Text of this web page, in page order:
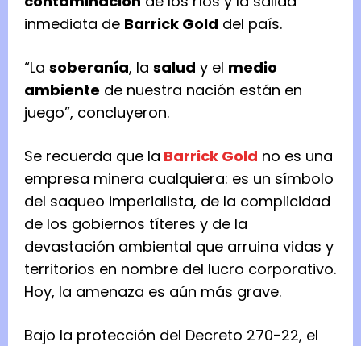
inmediata de Barrick Gold del país.
“La soberanía, la salud y el medio
ambiente de nuestra nación están en
juego”, concluyeron.
Se recuerda que la Barrick Gold no es una
empresa minera cualquiera: es un símbolo
del saqueo imperialista, de la complicidad
de los gobiernos títeres y de la
devastación ambiental que arruina vidas y
territorios en nombre del lucro corporativo.
Hoy, la amenaza es aún más grave.
Bajo la protección del Decreto 270-22, el